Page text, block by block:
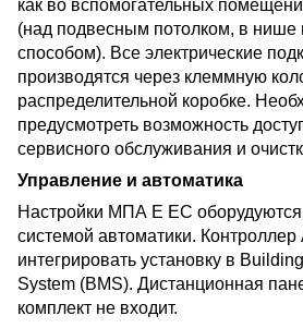
как во вспомогательных
(над подвесным потолком, в нише
способом). Все электрические
производятся через клеммную
распределительной коробке.
предусмотреть возможность
сервисного обслуживания и
Управление и автоматика
Настройки МПА Е ЕС оборудуются
системой автоматики. Контроллер
интегрировать установку в
System (BMS). Дистанционная
комплект не входит.